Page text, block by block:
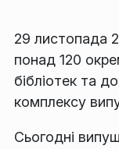
29 листопада
понад 120
бібліотек та
комплексу
Сьогодні